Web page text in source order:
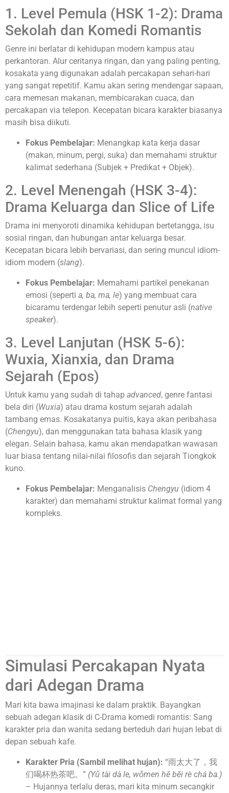
1. Level Pemula (HSK 1-2): Drama
Sekolah dan Komedi Romantis
Genre ini berlatar di kehidupan modern kampus atau
perkantoran. Alur ceritanya ringan, dan yang paling penting,
kosakata yang digunakan adalah percakapan sehari-hari
yang sangat repetitif. Kamu akan sering mendengar sapaan,
cara memesan makanan, membicarakan cuaca, dan
percakapan via telepon. Kecepatan bicara karakter biasanya
masih bisa diikuti.
Fokus Pembelajar: Menangkap kata kerja dasar
(makan, minum, pergi, suka) dan memahami struktur
kalimat sederhana (Subjek + Predikat + Objek).
2. Level Menengah (HSK 3-4):
Drama Keluarga dan Slice of Life
Drama ini menyoroti dinamika kehidupan bertetangga, isu
sosial ringan, dan hubungan antar keluarga besar.
Kecepatan bicara lebih bervariasi, dan sering muncul idiom-
idiom modern (slang).
Fokus Pembelajar: Memahami partikel penekanan
emosi (seperti a, ba, ma, le) yang membuat cara
bicaramu terdengar lebih seperti penutur asli (native
speaker).
3. Level Lanjutan (HSK 5-6):
Wuxia, Xianxia, dan Drama
Sejarah (Epos)
Untuk kamu yang sudah di tahap advanced, genre fantasi
bela diri (Wuxia) atau drama kostum sejarah adalah
tambang emas. Kosakatanya puitis, kaya akan peribahasa
(Chengyu), dan menggunakan tata bahasa klasik yang
elegan. Selain bahasa, kamu akan mendapatkan wawasan
luar biasa tentang nilai-nilai filosofis dan sejarah Tiongkok
kuno.
Fokus Pembelajar: Menganalisis Chengyu (idiom 4
karakter) dan memahami struktur kalimat formal yang
kompleks.
Simulasi Percakapan Nyata
dari Adegan Drama
Mari kita bawa imajinasi ke dalam praktik. Bayangkan
sebuah adegan klasik di C-Drama komedi romantis: Sang
karakter pria dan wanita sedang berteduh dari hujan lebat di
depan sebuah kafe.
Karakter Pria (Sambil melihat hujan): “雨太大了，我
们喝杯热茶吧。” (Yǔ tài dà le, wǒmen hē bēi rè chá ba.)
– Hujannya terlalu deras, mari kita minum secangkir